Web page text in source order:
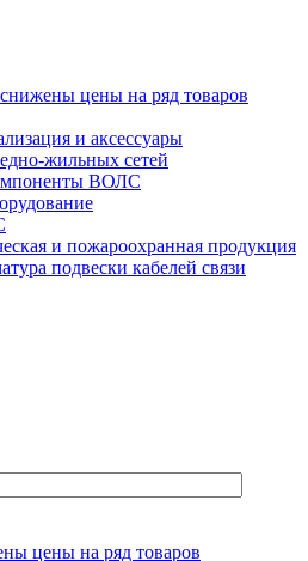
цены на ряд товаров
и аксессуары
жильных сетей
ВОЛС
и пожароохранная продукция
подвески кабелей связи
цены на ряд товаров